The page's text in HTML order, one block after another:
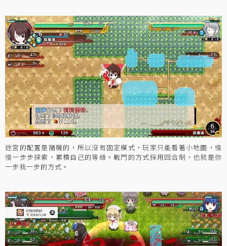
迷宮的配置是隨機的，所以沒有固定模式，玩家只能看著小地圖，慢
慢一步步探索，累積自己的等級。戰鬥的方式採用回合制，也就是你
一步我一步的方式。